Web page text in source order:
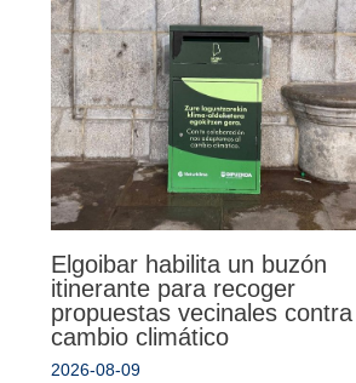
Elgoibar habilita un buzón
itinerante para recoger
propuestas vecinales contra
cambio climático
2026-08-09